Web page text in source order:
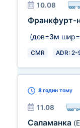
10.08
Франкфурт-
(дов=3м шир=
CMR ADR: 2-
8 годин тому
11.08
Саламанка